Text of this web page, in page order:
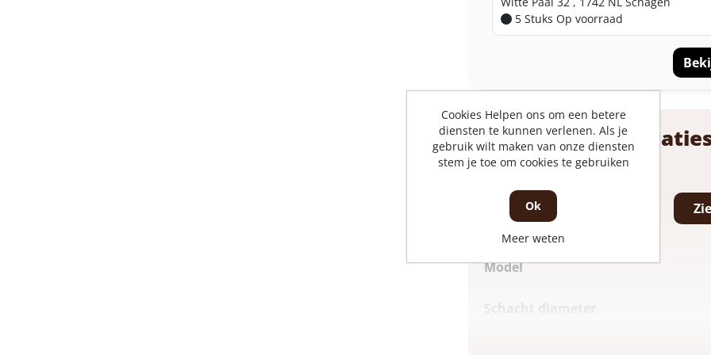
5 Stuks Op voorraad
Product
Uitvoering
Model
Schacht diameter
Cookies Helpen ons om een betere
diensten te kunnen verlenen. Als je
gebruik wilt maken van onze diensten
stem je toe om cookies te gebruiken
Ok
Meer weten